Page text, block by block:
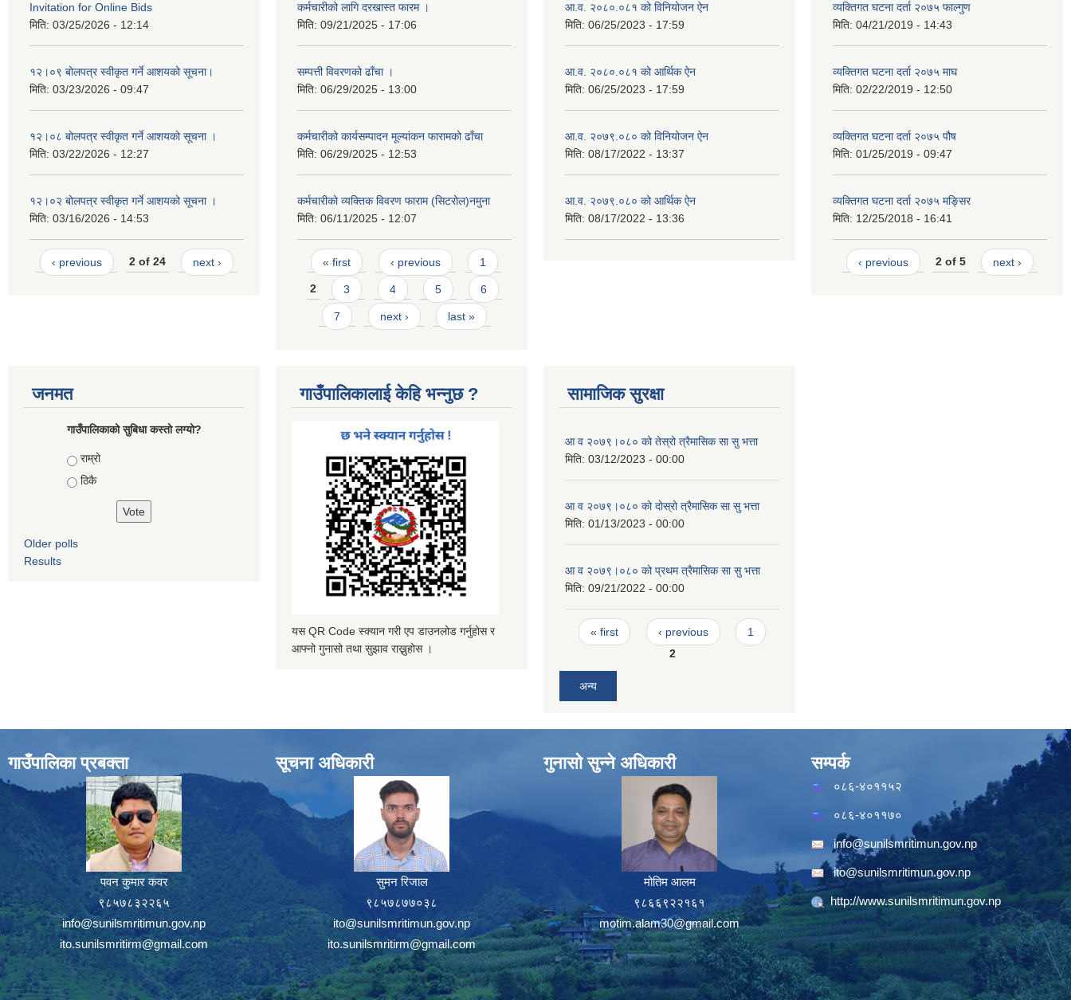
Invitation for Online Bids
मिति: 03/25/2026 - 12:14
१२।०९ बोलपत्र स्वीकृत गर्ने आशयको सूचना।
मिति: 03/23/2026 - 09:47
१२।०८ बोलपत्र स्वीकृत गर्ने आशयको सूचना ।
मिति: 03/22/2026 - 12:27
१२।०२ बोलपत्र स्वीकृत गर्ने आशयको सूचना ।
मिति: 03/16/2026 - 14:53
‹ previous 2 of 24 next ›
कर्मचारीको लागि दरखास्त फारम ।
मिति: 09/21/2025 - 17:06
सम्पत्ती विवरणको ढाँचा ।
मिति: 06/29/2025 - 13:00
कर्मचारीको कार्यसम्पादन मूल्यांकन फारामको ढाँचा
मिति: 06/29/2025 - 12:53
कर्मचारीको व्यक्तिक विवरण फाराम (सिटरोल)नमुना
मिति: 06/11/2025 - 12:07
Pages
« first ‹ previous 1
2 3 4 5 6
7 next › last »
आ.व. २०८०.०८१ को विनियोजन ऐन
मिति: 06/25/2023 - 17:59
आ.व. २०८०.०८१ को आर्थिक ऐन
मिति: 06/25/2023 - 17:59
आ.व. २०७९.०८० को विनियोजन ऐन
मिति: 08/17/2022 - 13:37
आ.व. २०७९.०८० को आर्थिक ऐन
मिति: 08/17/2022 - 13:36
व्यक्तिगत घटना दर्ता २०७५ फाल्गुण
मिति: 04/21/2019 - 14:43
व्यक्तिगत घटना दर्ता २०७५ माघ
मिति: 02/22/2019 - 12:50
व्यक्तिगत घटना दर्ता २०७५ पौष
मिति: 01/25/2019 - 09:47
व्यक्तिगत घटना दर्ता २०७५ मङ्सिर
मिति: 12/25/2018 - 16:41
‹ previous 2 of 5 next ›
जनमत
गाउँपालिकाको सुबिधा कस्तो लग्यो?
Choices
राम्रो
ठिकै
Older polls
Results
गाउँपालिकालाई केहि भन्नुछ ?
यस QR Code स्क्यान गरी एप डाउनलोड गर्नुहोस र
आफ्नो गुनासो तथा सुझाव राख्नुहोस ।
सामाजिक सुरक्षा
आ व २०७९।०८० को तेस्रो त्रैमासिक सा सु भत्ता
मिति: 03/12/2023 - 00:00
आ व २०७९।०८० को दाेस्रो त्रैमासिक सा सु भत्ता
मिति: 01/13/2023 - 00:00
आ व २०७९।०८० को प्रथम त्रैमासिक सा सु भत्ता
मिति: 09/21/2022 - 00:00
Pages
« first ‹ previous
1
2
अन्य
गाउँपालिका प्रबक्ता
पवन कुमार कवर
९८५७८३२२६५
info@sunilsmritimun.gov.np
ito.sunilsmritirm@gmail.com
सूचना अधिकारी
सुमन रिजाल
९८५७८७७०३८
ito@sunilsmritimun.gov.np
ito.sunilsmritirm@gmail.com
गुनासो सुन्ने अधिकारी
मोतिम आलम
९८६६९२२१६१
motim.alam30@gmail.com
सम्पर्क
०८६-४०११५२
०८६-४०११७०
info@sunilsmritimun.gov.np
ito@sunilsmritimun.gov.np
http://www.sunilsmritimun.gov.np